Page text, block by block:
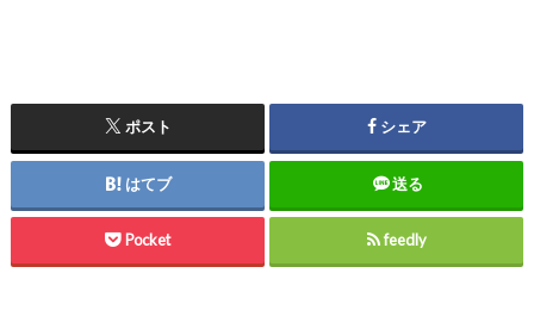
ポスト シェア
はてブ 送る
Pocket feedly